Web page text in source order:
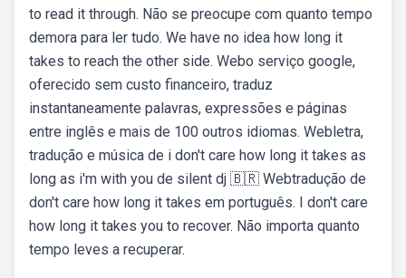
to read it through. Não se preocupe com quanto tempo
demora para ler tudo. We have no idea how long it
takes to reach the other side. Webo serviço google,
oferecido sem custo financeiro, traduz
instantaneamente palavras, expressões e páginas
entre inglês e mais de 100 outros idiomas. Webletra,
tradução e música de i don't care how long it takes as
long as i'm with you de silent dj 🇧🇷 Webtradução de
don't care how long it takes em português. I don't care
how long it takes you to recover. Não importa quanto
tempo leves a recuperar.